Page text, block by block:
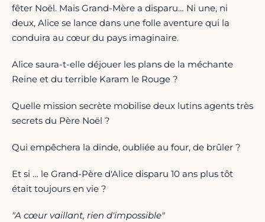
fêter Noël. Mais Grand-Mère a disparu… Ni une, ni
deux, Alice se lance dans une folle aventure qui la
conduira au cœur du pays imaginaire.
Alice saura-t-elle déjouer les plans de la méchante
Reine et du terrible Karam le Rouge ?
Quelle mission secrète mobilise deux lutins agents très
secrets du Père Noël ?
Qui empêchera la dinde, oubliée au four, de brûler ?
Et si … le Grand-Père d'Alice disparu 10 ans plus tôt
était toujours en vie ?
"A cœur vaillant, rien d'impossible"